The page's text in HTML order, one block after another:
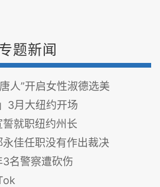
题新闻
人”开启女性淑德选美
3月大纽约开场
就职纽约州长
佳任职没有作出裁决
名警察遭砍伤